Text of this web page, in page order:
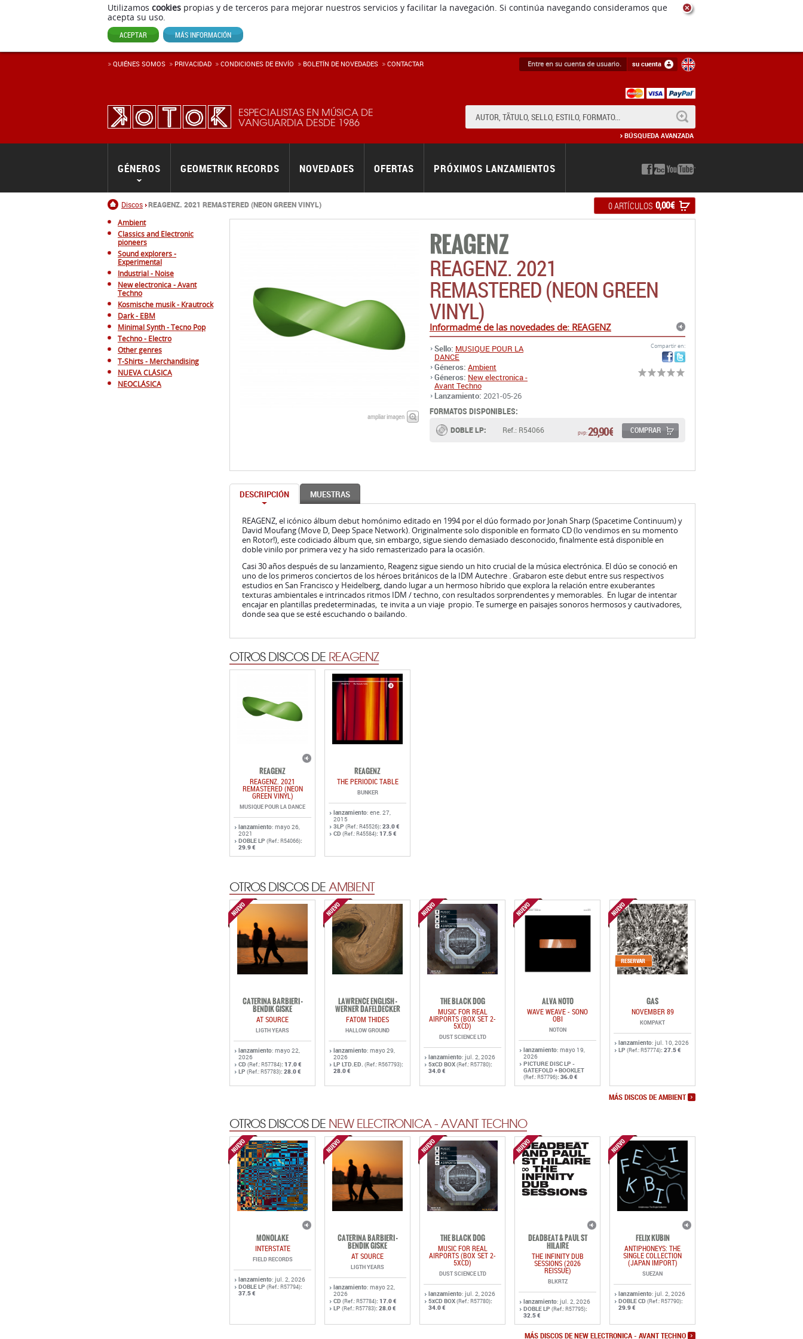
Utilizamos cookies propias y de terceros para mejorar nuestros servicios y facilitar la navegación. Si continúa navegando consideramos que
acepta su uso.
ACEPTAR MÁS INFORMACIÓN
ESPECIALISTAS EN MÚSICA DE
VANGUARDIA DESDE 1986
Inicio
Discos REAGENZ. 2021 REMASTERED (NEON GREEN VINYL)
Entre en su cuenta de usuario. su cuenta
BÚSQUEDA AVANZADA
0 ARTÍCULOS 0,00 €
GÉNEROS GEOMETRIK RECORDS NOVEDADES OFERTAS PRÓXIMOS LANZAMIENTOS
QUIÉNES SOMOS PRIVACIDAD CONDICIONES DE ENVÍ­O BOLETÍN DE NOVEDADES CONTACTAR
Ambient
Classics and Electronic
pioneers
Sound explorers -
Experimental
Industrial - Noise
New electronica - Avant
Techno
Kosmische musik - Krautrock
Dark - EBM
Minimal Synth - Tecno Pop
Techno - Electro
Other genres
T-Shirts - Merchandising
NUEVA CLÁSICA
NEOCLÁSICA
REAGENZ
REAGENZ. 2021
REMASTERED (NEON GREEN
VINYL)
Informadme de las novedades de: REAGENZ
ampliar imagen
Sello: MUSIQUE POUR LA
DANCE
Géneros: Ambient
Géneros: New electronica -
Avant Techno
Lanzamiento: 2021-05-26
Compartir en:
FORMATOS DISPONIBLES:
DOBLE LP: Ref.: R54066 pvp:29,90 € COMPRAR
DESCRIPCIÓN MUESTRAS
REAGENZ, el icónico álbum debut homónimo editado en 1994 por el dúo formado por Jonah Sharp (Spacetime Continuum) y
David Moufang (Move D, Deep Space Network). Originalmente solo disponible en formato CD (lo vendimos en su momento
en Rotor!), este codiciado álbum que, sin embargo, sigue siendo demasiado desconocido, finalmente está disponible en
doble vinilo por primera vez y ha sido remasterizado para la ocasión.
Casi 30 años después de su lanzamiento, Reagenz sigue siendo un hito crucial de la música electrónica. El dúo se conoció en
uno de los primeros conciertos de los héroes británicos de la IDM Autechre . Grabaron este debut entre sus respectivos
estudios en San Francisco y Heidelberg, dando lugar a un hermoso híbrido que explora la relación entre exuberantes
texturas ambientales e intrincados ritmos IDM / techno, con resultados sorprendentes y memorables. En lugar de intentar
encajar en plantillas predeterminadas, te invita a un viaje propio. Te sumerge en paisajes sonoros hermosos y cautivadores,
donde sea que se esté escuchando o bailando.
OTROS DISCOS DE REAGENZ
REAGENZ
REAGENZ. 2021
REMASTERED (NEON
GREEN VINYL)
MUSIQUE POUR LA DANCE
lanzamiento: mayo 26,
2021
DOBLE LP (Ref.: R54066):
29.9 €
REAGENZ
THE PERIODIC TABLE
BUNKER
lanzamiento: ene. 27,
2015
3LP (Ref.: R45526): 23.0 €
CD (Ref.: R45584): 17.5 €
OTROS DISCOS DEAMBIENT
CATERINA BARBIERI -
BENDIK GISKE
AT SOURCE
LIGTH YEARS
lanzamiento: mayo 22,
2026
CD (Ref.: R57784): 17.0 €
LP (Ref.: R57783): 28.0 €
LAWRENCE ENGLISH -
WERNER DAFELDECKER
FATOM THIDES
HALLOW GROUND
lanzamiento: mayo 29,
2026
LP LTD.ED. (Ref.: R567793):
28.0 €
THE BLACK DOG
MUSIC FOR REAL
AIRPORTS (BOX SET 2-
5XCD)
DUST SCIENCE LTD
lanzamiento: jul. 2, 2026
5xCD BOX(Ref.: R57780):
34.0 €
ALVA NOTO
WAVE WEAVE - SONO
OBI
NOTON
lanzamiento: mayo 19,
2026
PICTURE DISC LP -
GATEFOLD + BOOKLET
(Ref.: R57796): 36.0 €
GAS
NOVEMBER 89
KOMPAKT
lanzamiento: jul. 10, 2026
LP (Ref.: R57774): 27.5 €
MÁS DISCOS DE AMBIENT
OTROS DISCOS DE NEW ELECTRONICA - AVANT TECHNO
MONOLAKE
INTERSTATE
FIELD RECORDS
lanzamiento: jul. 2, 2026
DOBLE LP (Ref.: R57794):
37.5 €
CATERINA BARBIERI -
BENDIK GISKE
AT SOURCE
LIGTH YEARS
lanzamiento: mayo 22,
2026
CD (Ref.: R57784): 17.0 €
LP (Ref.: R57783): 28.0 €
THE BLACK DOG
MUSIC FOR REAL
AIRPORTS (BOX SET 2-
5XCD)
DUST SCIENCE LTD
lanzamiento: jul. 2, 2026
5xCD BOX(Ref.: R57780):
34.0 €
DEADBEAT & PAUL ST
HILAIRE
THE INFINITY DUB
SESSIONS (2026
REISSUE)
BLKRTZ
lanzamiento: jul. 2, 2026
DOBLE LP (Ref.: R57795):
32.5 €
FELIX KUBIN
ANTIPHONEYS: THE
SINGLE COLLECTION
(JAPAN IMPORT)
SUEZAN
lanzamiento: jul. 2, 2026
DOBLE CD (Ref.: R57790):
29.9 €
MÁS DISCOS DE NEW ELECTRONICA - AVANT TECHNO